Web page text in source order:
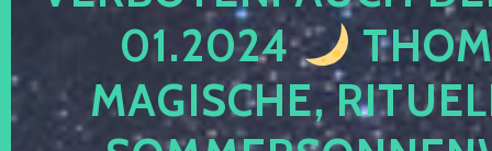
01.2024
MAGISCHE,